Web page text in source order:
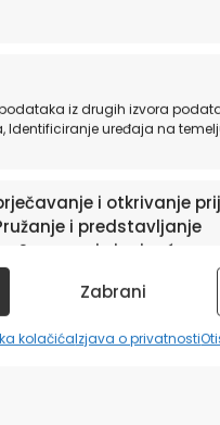
iz drugih izvora
Identificiranje uređaja na
i otkrivanje
i predstavljanje
Spremanje i
Zabrani
kolačićaIzjava o privatnosti